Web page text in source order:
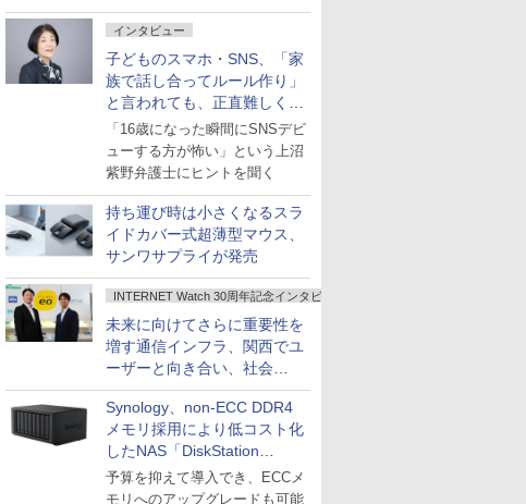
インタビュー
子どものスマホ・SNS、「家
族で話し合ってルール作り」
と言われても、正直難しくな
いですか？
「16歳になった瞬間にSNSデビ
ューする方が怖い」という上沼
紫野弁護士にヒントを聞く
持ち運び時は小さくなるスラ
イドカバー式超薄型マウス、
サンワサプライが発売
INTERNET Watch 30周年記念インタビュー
未来に向けてさらに重要性を
増す通信インフラ、関西でユ
ーザーと向き合い、社会
の“あたらしい”を起動し続け
る～オプテージ
Synology、non-ECC DDR4
メモリ採用により低コスト化
したNAS「DiskStation
neo+」シリーズ
予算を抑えて導入でき、ECCメ
モリへのアップグレードも可能